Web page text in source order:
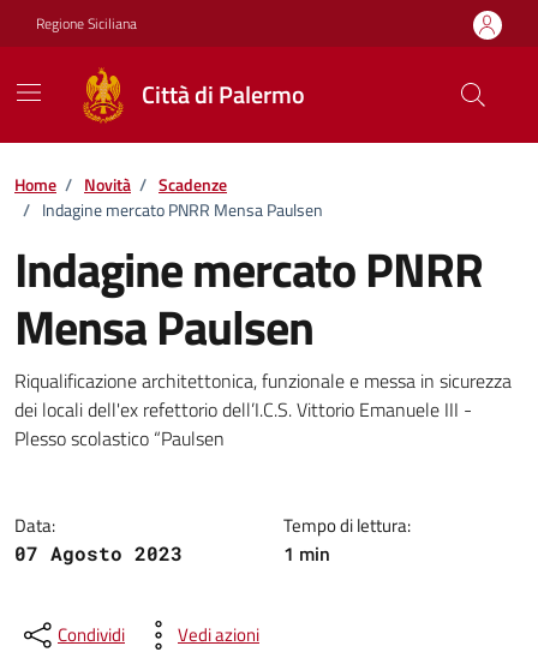
Vai ai contenuti
Vai al footer
Regione Siciliana
Città di Palermo
Home / Novità / Scadenze
/ Indagine mercato PNRR Mensa Paulsen
Indagine mercato PNRR
Mensa Paulsen
Dettagli della notizia
Riqualificazione architettonica, funzionale e messa in sicurezza
dei locali dell'ex refettorio dell’I.C.S. Vittorio Emanuele III -
Plesso scolastico “Paulsen
Data:
07 Agosto 2023
Tempo di lettura:
1 min
Condividi Vedi azioni